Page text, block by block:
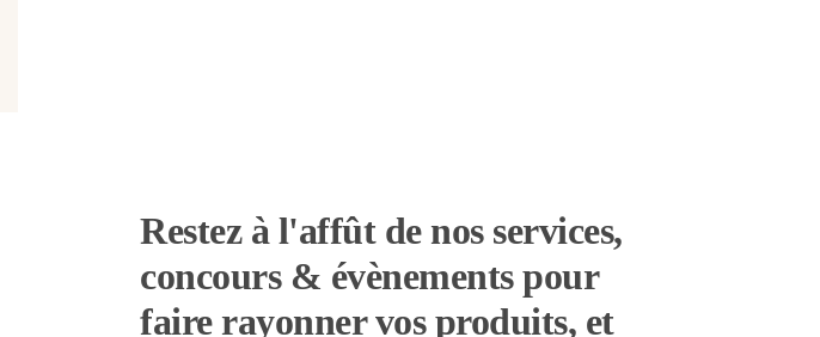
Restez à l'affût de nos services,
concours & évènements pour
faire rayonner vos produits, et